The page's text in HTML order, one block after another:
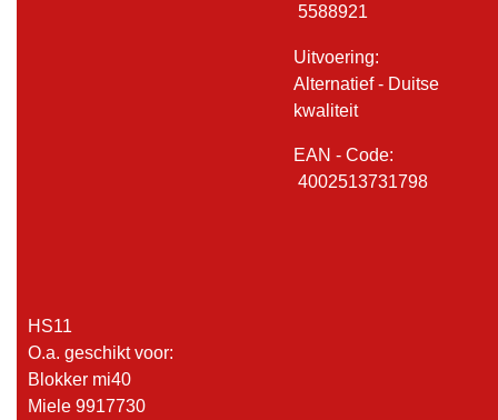
5588921
Uitvoering:
Alternatief - Duitse
kwaliteit
EAN - Code:
4002513731798
HS11
O.a. geschikt voor:
Blokker mi40
Miele 9917730